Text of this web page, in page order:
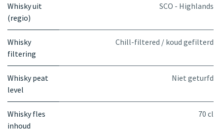
Whisky uit
(regio)
SCO - Highlands
Whisky
filtering
Chill-filtered / koud gefilterd
Whisky peat
level
Niet geturfd
Whisky fles
inhoud
70 cl